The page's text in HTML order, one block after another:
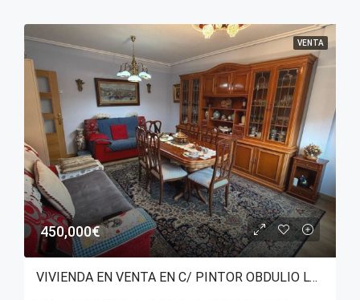
VENTA
450,000€
VIVIENDA EN VENTA EN C/ PINTOR OBDULIO LÓPEZ DE URALDE – SAN MARTÍN